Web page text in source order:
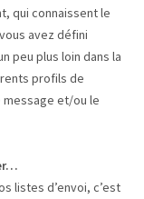
qui connaissent le
avez défini
peu plus loin dans la
profils de
et/ou le
listes d’envoi, c’est